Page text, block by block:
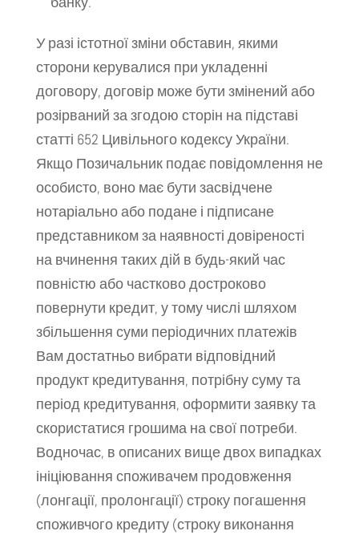
У разі істотної зміни обставин, якими
сторони керувалися при укладенні
договору, договір може бути змінений або
розірваний за згодою сторін на підставі
статті 652 Цивільного кодексу України.
Якщо Позичальник подає повідомлення не
особисто, воно має бути засвідчене
нотаріально або подане і підписане
представником за наявності довіреності
на вчинення таких дій в будь-який час
повністю або частково достроково
повернути кредит, у тому числі шляхом
збільшення суми періодичних платежів
Вам достатньо вибрати відповідний
продукт кредитування, потрібну суму та
період кредитування, оформити заявку та
скористатися грошима на свої потреби.
Водночас, в описаних вище двох випадках
ініціювання споживачем продовження
(лонгації, пролонгації) строку погашення
споживчого кредиту (строку виконання